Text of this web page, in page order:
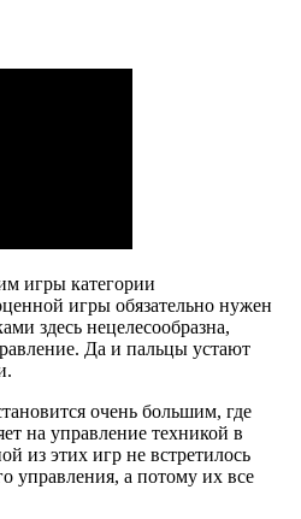
игры категории
игры обязательно нужен
здесь нецелесообразна,
Да и пальцы устают
очень большим, где
на управление техникой в
из этих игр не встретилось
управления, а потому их все